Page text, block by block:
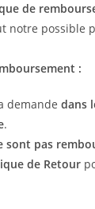
de
notre possible
:
demandedans
.
sont pas
de Retour